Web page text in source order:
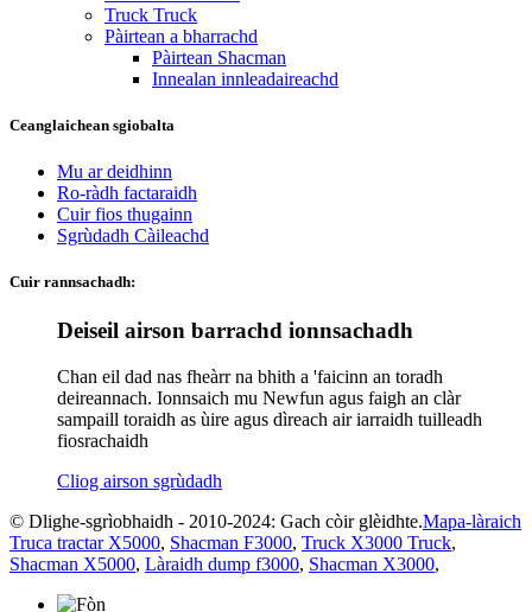
Truck Truck
Pàirtean a bharrachd
Pàirtean Shacman
Innealan innleadaireachd
Ceanglaichean sgiobalta
Mu ar deidhinn
Ro-ràdh factaraidh
Cuir fios thugainn
Sgrùdadh Càileachd
Cuir rannsachadh:
Deiseil airson barrachd ionnsachadh
Chan eil dad nas fheàrr na bhith a 'faicinn an toradh
deireannach. Ionnsaich mu Newfun agus faigh an clàr
sampaill toraidh as ùire agus dìreach air iarraidh tuilleadh
fiosrachaidh
Cliog airson sgrùdadh
© Dlighe-sgrìobhaidh - 2010-2024: Gach còir glèidhte.Mapa-làraich
Truca tractar X5000, Shacman F3000, Truck X3000 Truck,
Shacman X5000, Làraidh dump f3000, Shacman X3000,